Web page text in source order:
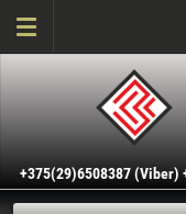
+375(29)6508387 (Viber)